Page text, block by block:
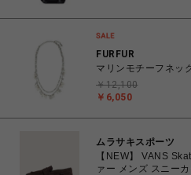
く】
FURFUR
マリンモチーフネッ
￥6,050
￥12,100
ムラサキスポーツ
【NEW】 VANS
ァー メンズ スニー